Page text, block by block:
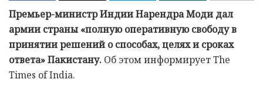
Премьер-министр Индии Нарендра Моди дал
армии страны «полную оперативную свободу в
принятии решений о способах, целях и сроках
ответа» Пакистану. Об этом информирует The
Times of India.